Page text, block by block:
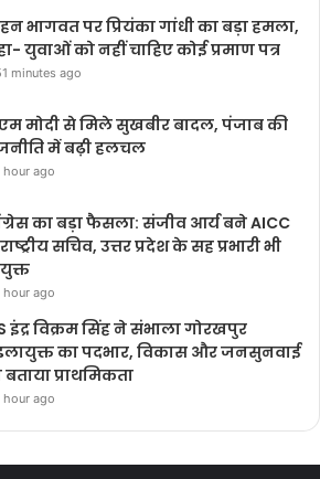
भागवत पर प्रियंका गांधी का बड़ा हमला,
युवाओं को नहीं चाहिए कोई प्रमाण पत्र
minutes ago
मोदी से मिले सुखबीर बादल, पंजाब की
में बढ़ी हलचल
hour ago
का बड़ा फैसला: संजीव आर्य बने AICC
सचिव, उत्तर प्रदेश के सह प्रभारी भी
hour ago
इंद्र विक्रम सिंह ने संभाला गोरखपुर
का पदभार, विकास और जनसुनवाई
प्राथमिकता
hour ago